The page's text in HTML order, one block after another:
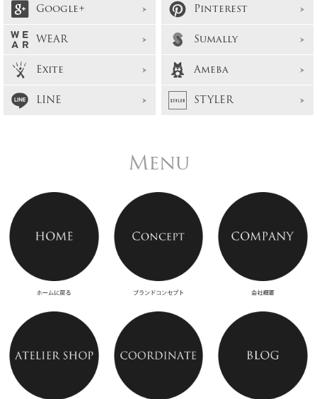
Google+
Pinterest
WEAR
Sumally
Exite
Ameba
LINE
STYLER
Menu